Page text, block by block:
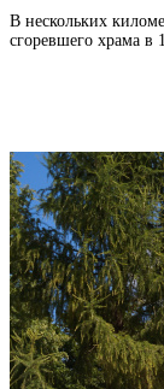
В нескольких
сгоревшего храма в